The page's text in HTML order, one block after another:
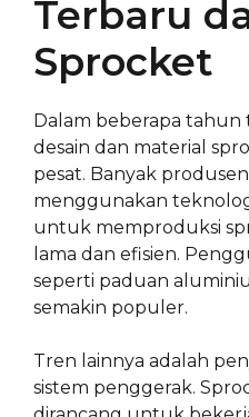
Terbaru
Sprocket
Dalam beberapa tahun
desain dan material
pesat. Banyak
menggunakan
untuk memproduksi
lama dan efisien.
seperti paduan
semakin populer.
Tren lainnya adalah
sistem penggerak.